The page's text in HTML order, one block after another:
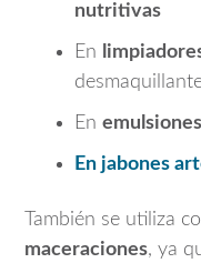
nutritivas
En
En
En jabones
También se utiliza
maceraciones, ya